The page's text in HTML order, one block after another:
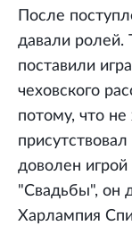
После
давали ролей.
поставили
чеховского
потому, что не
доволен игрой
"Свадьбы", он
Харлампия